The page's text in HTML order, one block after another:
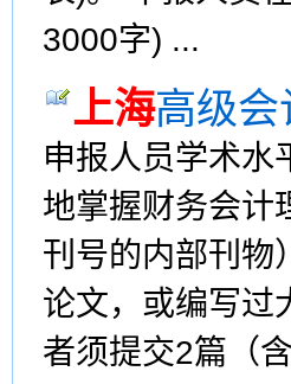
3000字) ...
上海高级会
申报人员学术水
地掌握财务会计
刊号的内部刊物
论文，或编写过
者须提交2篇（